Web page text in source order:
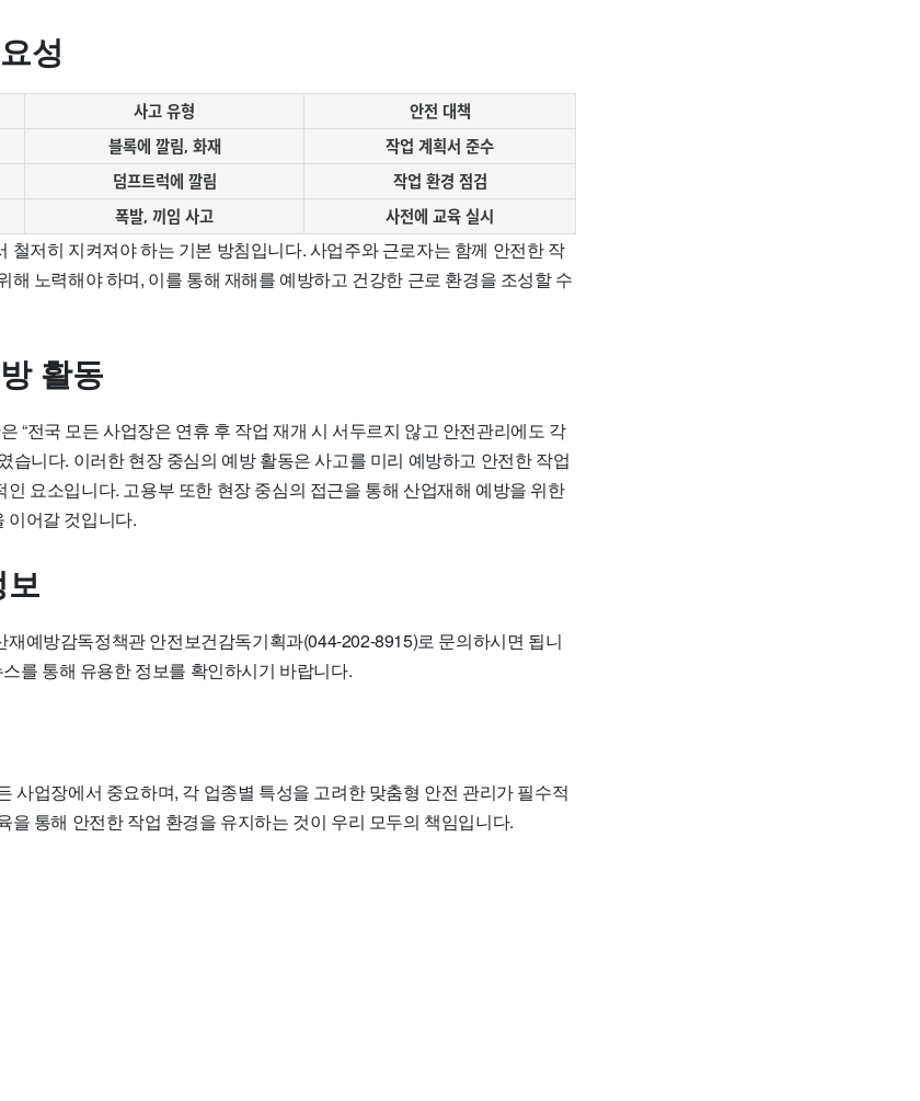
성
사고 유형
안전 대책
블록에 깔림, 화재
작업 계획서 준수
덤프트럭에 깔림
작업 환경 점검
폭발, 끼임 사고 사전에 교육 실시
철저히 지켜져야 하는 기본 방침입니다. 사업주와 근로자는 함께 안전한 작
해 노력해야 하며, 이를 통해 재해를 예방하고 건강한 근로 환경을 조성할 수
활동
“전국 모든 사업장은 연휴 후 작업 재개 시 서두르지 않고 안전관리에도 각
습니다. 이러한 현장 중심의 예방 활동은 사고를 미리 예방하고 안전한 작업
요소입니다. 고용부 또한 현장 중심의 접근을 통해 산업재해 예방을 위한
이어갈 것입니다.
보
예방감독정책관 안전보건감독기획과(044-202-8915)로 문의하시면 됩니
를 통해 유용한 정보를 확인하시기 바랍니다.
사업장에서 중요하며, 각 업종별 특성을 고려한 맞춤형 안전 관리가 필수적
을 통해 안전한 작업 환경을 유지하는 것이 우리 모두의 책임입니다.